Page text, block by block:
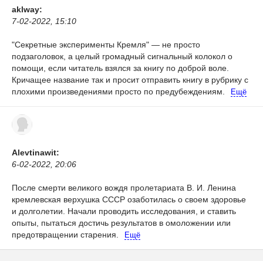
aklway:
7-02-2022, 15:10
"Секретные эксперименты Кремля" — не просто
подзаголовок, а целый громадный сигнальный колокол о
помощи, если читатель взялся за книгу по доброй воле.
Кричащее название так и просит отправить книгу в рубрику с
плохими произведениями просто по предубеждениям.
Ещё
Alevtinawit:
6-02-2022, 20:06
После смерти великого вождя пролетариата В. И. Ленина
кремлевская верхушка СССР озаботилась о своем здоровье
и долголетии. Начали проводить исследования, и ставить
опыты, пытаться достичь результатов в омоложении или
предотвращении старения.
Ещё